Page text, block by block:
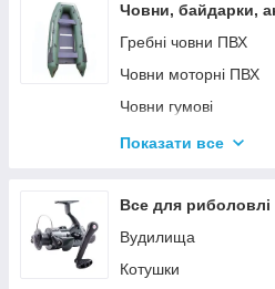
Човни, байдарки,
Гребні човни ПВХ
Човни моторні ПВХ
Човни гумові
Надувні байдарки
Тюбінг
Страхувальні жилети
Човники ΩMega
Показати все
Все для риболовлі
Вудилища
Котушки